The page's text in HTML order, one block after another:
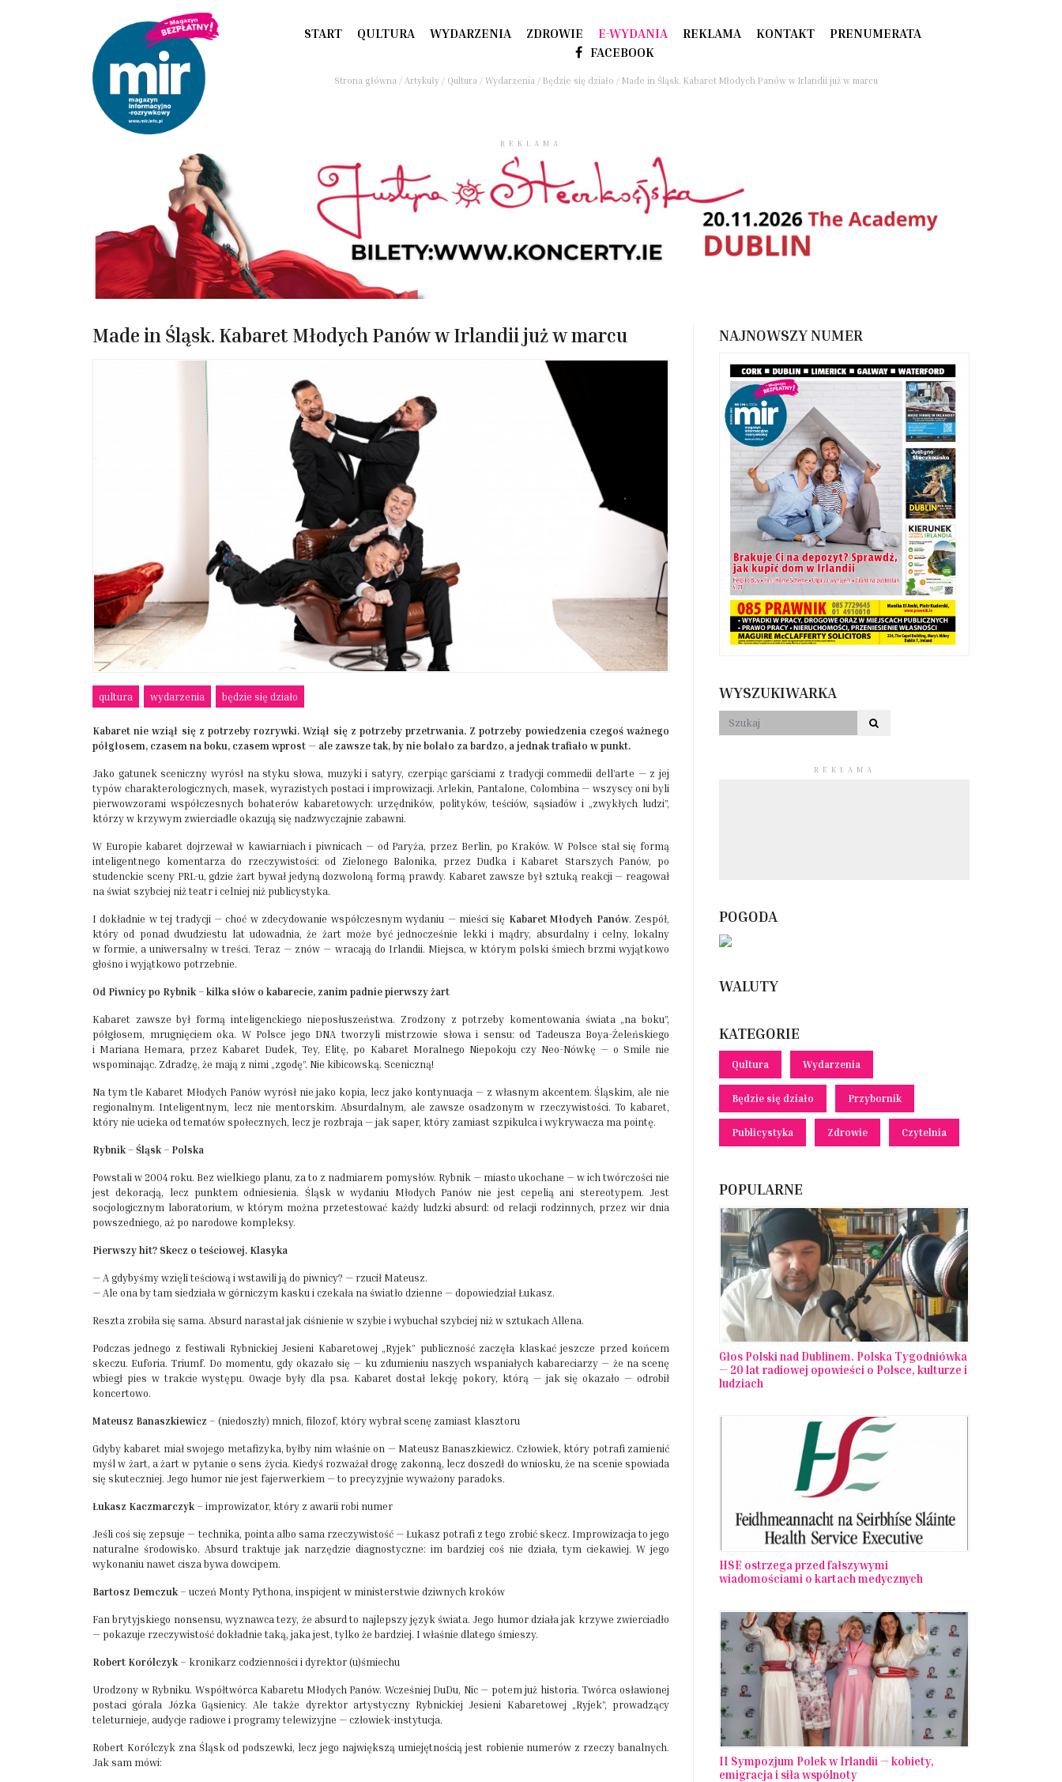
START QULTURA WYDARZENIA ZDROWIE E-WYDANIA REKLAMA KONTAKT
PRENUMERATA
FACEBOOK
Strona główna / Artykuły / Qultura / Wydarzenia / Będzie się działo / Made in Śląsk. Kabaret Młodych Panów w Irlandii już w marcu
REKLAMA
Made in Śląsk. Kabaret Młodych Panów w Irlandii już w marcu
qultura wydarzenia będzie się działo
Kabaret nie wziął się z potrzeby rozrywki. Wziął się z potrzeby przetrwania. Z potrzeby powiedzenia czegoś ważnego
półgłosem, czasem na boku, czasem wprost — ale zawsze tak, by nie bolało za bardzo, a jednak trafiało w punkt.
Jako gatunek sceniczny wyrósł na styku słowa, muzyki i satyry, czerpiąc garściami z tradycji commedii dell’arte — z jej
typów charakterologicznych, masek, wyrazistych postaci i improwizacji. Arlekin, Pantalone, Colombina — wszyscy oni byli
pierwowzorami współczesnych bohaterów kabaretowych: urzędników, polityków, teściów, sąsiadów i „zwykłych ludzi”,
którzy w krzywym zwierciadle okazują się nadzwyczajnie zabawni.
W Europie kabaret dojrzewał w kawiarniach i piwnicach — od Paryża, przez Berlin, po Kraków. W Polsce stał się formą
inteligentnego komentarza do rzeczywistości: od Zielonego Balonika, przez Dudka i Kabaret Starszych Panów, po
studenckie sceny PRL-u, gdzie żart bywał jedyną dozwoloną formą prawdy. Kabaret zawsze był sztuką reakcji — reagował
na świat szybciej niż teatr i celniej niż publicystyka.
I dokładnie w tej tradycji — choć w zdecydowanie współczesnym wydaniu — mieści się Kabaret Młodych Panów. Zespół,
który od ponad dwudziestu lat udowadnia, że żart może być jednocześnie lekki i mądry, absurdalny i celny, lokalny
w formie, a uniwersalny w treści. Teraz — znów — wracają do Irlandii. Miejsca, w którym polski śmiech brzmi wyjątkowo
głośno i wyjątkowo potrzebnie.
Od Piwnicy po Rybnik – kilka słów o kabarecie, zanim padnie pierwszy żart
Kabaret zawsze był formą inteligenckiego nieposłuszeństwa. Zrodzony z potrzeby komentowania świata „na boku”,
półgłosem, mrugnięciem oka. W Polsce jego DNA tworzyli mistrzowie słowa i sensu: od Tadeusza Boya-Żeleńskiego
i Mariana Hemara, przez Kabaret Dudek, Tey, Elitę, po Kabaret Moralnego Niepokoju czy Neo-Nówkę — o Smile nie
wspominając. Zdradzę, że mają z nimi „zgodę”. Nie kibicowską. Sceniczną!
Na tym tle Kabaret Młodych Panów wyrósł nie jako kopia, lecz jako kontynuacja — z własnym akcentem. Śląskim, ale nie
regionalnym. Inteligentnym, lecz nie mentorskim. Absurdalnym, ale zawsze osadzonym w rzeczywistości. To kabaret,
który nie ucieka od tematów społecznych, lecz je rozbraja — jak saper, który zamiast szpikulca i wykrywacza ma pointę.
Rybnik – Śląsk – Polska
Powstali w 2004 roku. Bez wielkiego planu, za to z nadmiarem pomysłów. Rybnik — miasto ukochane — w ich twórczości nie
jest dekoracją, lecz punktem odniesienia. Śląsk w wydaniu Młodych Panów nie jest cepelią ani stereotypem. Jest
socjologicznym laboratorium, w którym można przetestować każdy ludzki absurd: od relacji rodzinnych, przez wir dnia
powszedniego, aż po narodowe kompleksy.
Pierwszy hit? Skecz o teściowej. Klasyka
— A gdybyśmy wzięli teściową i wstawili ją do piwnicy? — rzucił Mateusz.
— Ale ona by tam siedziała w górniczym kasku i czekała na światło dzienne — dopowiedział Łukasz.
Reszta zrobiła się sama. Absurd narastał jak ciśnienie w szybie i wybuchał szybciej niż w sztukach Allena.
Podczas jednego z festiwali Rybnickiej Jesieni Kabaretowej „Ryjek” publiczność zaczęła klaskać jeszcze przed końcem
skeczu. Euforia. Triumf. Do momentu, gdy okazało się — ku zdumieniu naszych wspaniałych kabareciarzy — że na scenę
wbiegł pies w trakcie występu. Owacje były dla psa. Kabaret dostał lekcję pokory, którą — jak się okazało — odrobił
koncertowo.
Mateusz Banaszkiewicz – (niedoszły) mnich, filozof, który wybrał scenę zamiast klasztoru
Gdyby kabaret miał swojego metafizyka, byłby nim właśnie on — Mateusz Banaszkiewicz. Człowiek, który potrafi zamienić
myśl w żart, a żart w pytanie o sens życia. Kiedyś rozważał drogę zakonną, lecz doszedł do wniosku, że na scenie spowiada
się skuteczniej. Jego humor nie jest fajerwerkiem — to precyzyjnie wyważony paradoks.
Łukasz Kaczmarczyk – improwizator, który z awarii robi numer
Jeśli coś się zepsuje — technika, pointa albo sama rzeczywistość — Łukasz potrafi z tego zrobić skecz. Improwizacja to jego
naturalne środowisko. Absurd traktuje jak narzędzie diagnostyczne: im bardziej coś nie działa, tym ciekawiej. W jego
wykonaniu nawet cisza bywa dowcipem.
Bartosz Demczuk – uczeń Monty Pythona, inspicjent w ministerstwie dziwnych kroków
Fan brytyjskiego nonsensu, wyznawca tezy, że absurd to najlepszy język świata. Jego humor działa jak krzywe zwierciadło
— pokazuje rzeczywistość dokładnie taką, jaka jest, tylko że bardziej. I właśnie dlatego śmieszy.
Robert Korólczyk – kronikarz codzienności i dyrektor (u)śmiechu
Urodzony w Rybniku. Współtwórca Kabaretu Młodych Panów. Wcześniej DuDu, Nic — potem już historia. Twórca osławionej
postaci górala Józka Gąsienicy. Ale także dyrektor artystyczny Rybnickiej Jesieni Kabaretowej „Ryjek”, prowadzący
teleturnieje, audycje radiowe i programy telewizyjne — człowiek-instytucja.
Robert Korólczyk zna Śląsk od podszewki, lecz jego największą umiejętnością jest robienie numerów z rzeczy banalnych.
Jak sam mówi:
NAJNOWSZY NUMER
WYSZUKIWARKA
REKLAMA
POGODA
WALUTY
KATEGORIE
Qultura Wydarzenia
Będzie się działo Przybornik
Publicystyka Zdrowie Czytelnia
POPULARNE
Głos Polski nad Dublinem. Polska Tygodniówka
— 20 lat radiowej opowieści o Polsce, kulturze i
ludziach
HSE ostrzega przed fałszywymi
wiadomościami o kartach medycznych
II Sympozjum Polek w Irlandii — kobiety,
emigracja i siła wspólnoty